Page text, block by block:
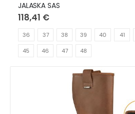
JALASKA SAS
118,41 €
36 37 38 39 40 41
45
46 47 48